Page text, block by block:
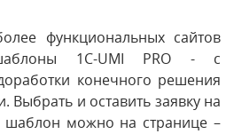
функциональных сайтов
1C-UMI PRO - с
конечного решения
Выбрать и оставить заявку на
шаблон можно на странице –